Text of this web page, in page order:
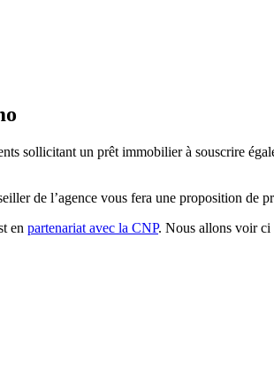
sollicitant un prêt immobilier à souscrire
de l’agence vous fera une proposition de
en partenariat avec la CNP. Nous allons voir ci